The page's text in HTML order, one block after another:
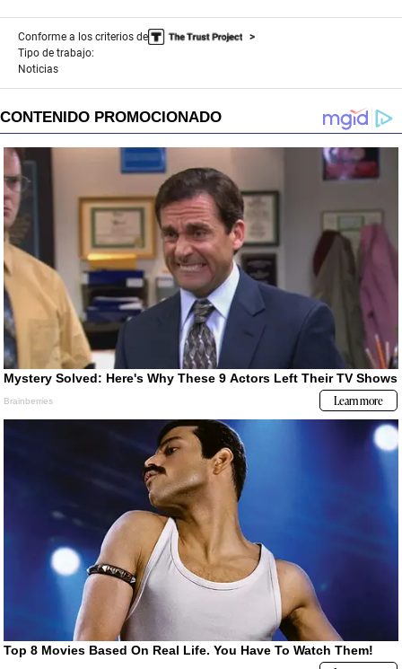
Conforme a los criterios de
Tipo de trabajo:
Noticias